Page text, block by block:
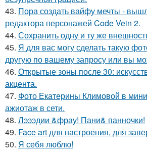
43. Пора создать вайфу мечты -
редактора персонажей Code Vein 2.
44. Сохранить одну и ту же
45. Я для вас могу сделать такую
другую по вашему запросу или вы
46. Открытые зоны после 30:
акцента.
47. Фото Екатерины Климовой в
ажиотаж в сети.
48. Лэээдии &фрау! Пани& панночки!
49. Face art для настроения, для
50. Я себя люблю!